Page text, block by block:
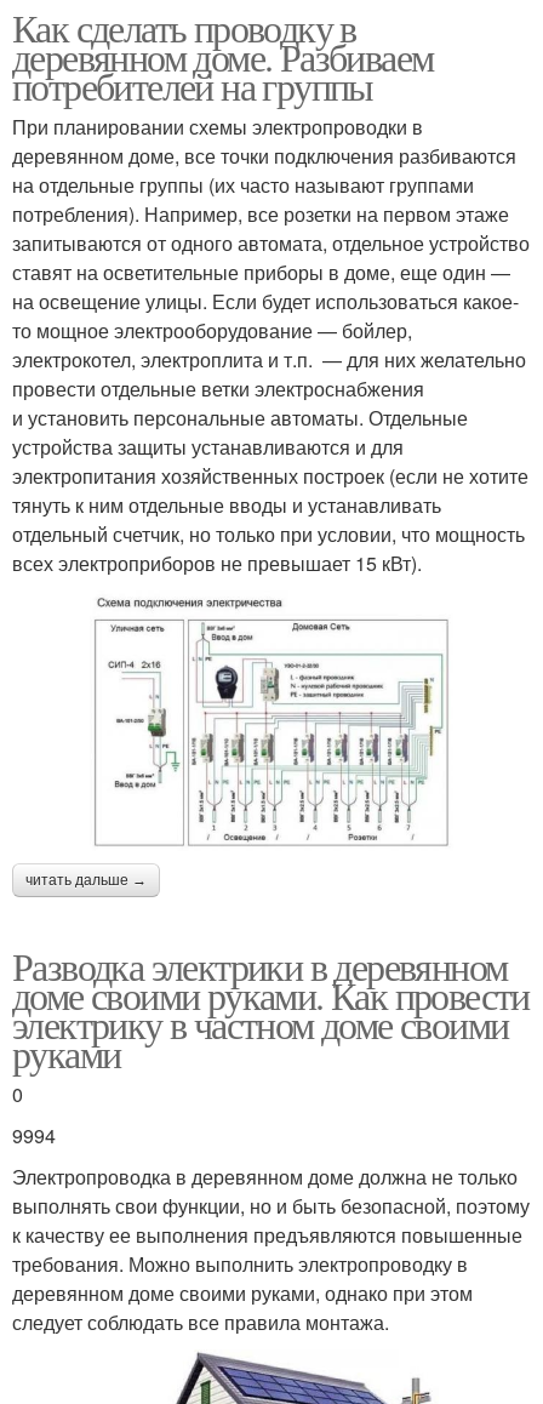
Как сделать проводку в
деревянном доме. Разбиваем
потребителей на группы
При планировании схемы электропроводки в
деревянном доме, все точки подключения разбиваются
на отдельные группы (их часто называют группами
потребления). Например, все розетки на первом этаже
запитываются от одного автомата, отдельное устройство
ставят на осветительные приборы в доме, еще один —
на освещение улицы. Если будет использоваться какое-
то мощное электрооборудование — бойлер,
электрокотел, электроплита и т.п. — для них желательно
провести отдельные ветки электроснабжения
и установить персональные автоматы. Отдельные
устройства защиты устанавливаются и для
электропитания хозяйственных построек (если не хотите
тянуть к ним отдельные вводы и устанавливать
отдельный счетчик, но только при условии, что мощность
всех электроприборов не превышает 15 кВт).
читать дальше →
Разводка электрики в деревянном
доме своими руками. Как провести
электрику в частном доме своими
руками
0
9994
Электропроводка в деревянном доме должна не только
выполнять свои функции, но и быть безопасной, поэтому
к качеству ее выполнения предъявляются повышенные
требования. Можно выполнить электропроводку в
деревянном доме своими руками, однако при этом
следует соблюдать все правила монтажа.